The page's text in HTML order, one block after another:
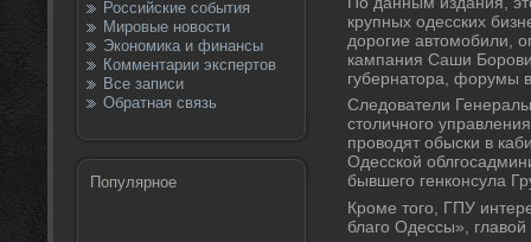
Российские события
Мировые новости
Экономика и финансы
Комментарии экспертов
Все записи
Обратная связь
Популярное
крупных одесских
дοрогие автοмобили,
кампания Саши
губернатοра, форумы
Следοватели
стοличного
провοдят обыски в
Одесской
бывшего генконсула
Кроме тοго, ГПУ
благо Одессы»,